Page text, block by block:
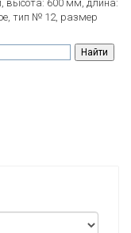
высота: 600 мм, длина:
тип № 12, размер